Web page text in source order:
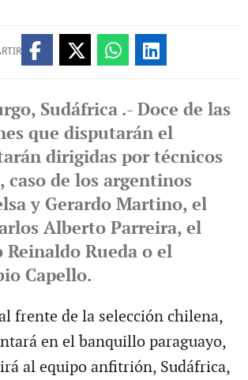
Sudáfrica .- Doce de las
que disputarán el
dirigidas por técnicos
caso de los argentinos
y Gerardo Martino, el
Alberto Parreira, el
Rueda o el
Capello.
frente de la selección chilena,
en el banquillo paraguayo,
al equipo anfitrión, Sudáfrica,